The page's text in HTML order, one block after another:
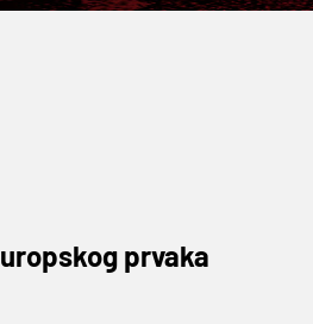
prvaka